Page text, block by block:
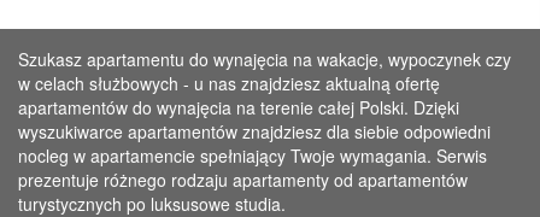
Szukasz apartamentu do wynajęcia na wakacje, wypoczynek czy
w celach służbowych - u nas znajdziesz aktualną ofertę
apartamentów do wynajęcia na terenie całej Polski. Dzięki
wyszukiwarce apartamentów znajdziesz dla siebie odpowiedni
nocleg w apartamencie spełniający Twoje wymagania. Serwis
prezentuje różnego rodzaju apartamenty od apartamentów
turystycznych po luksusowe studia.